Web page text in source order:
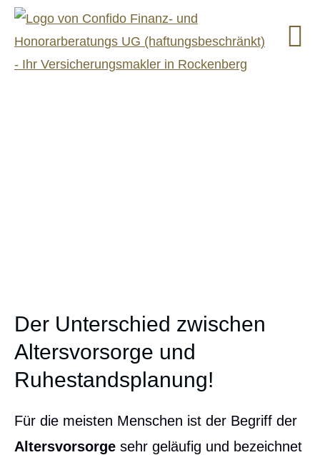
Der Unterschied zwischen
Alters­vorsorge und
Ruhestandsplanung!
Für die meisten Menschen ist der Begriff der
Alters­vorsorge sehr geläufig und bezeichnet